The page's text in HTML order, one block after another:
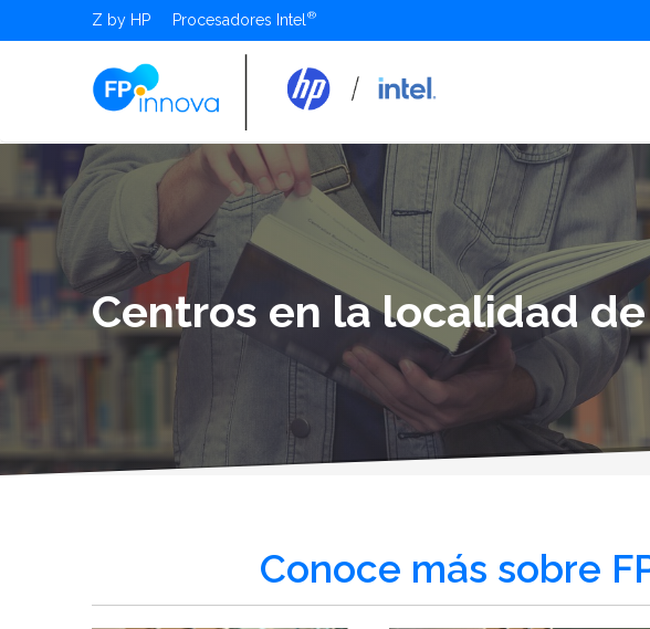
Z by HP Procesadores Intel
Centros en la localidad
Conoce más sobre